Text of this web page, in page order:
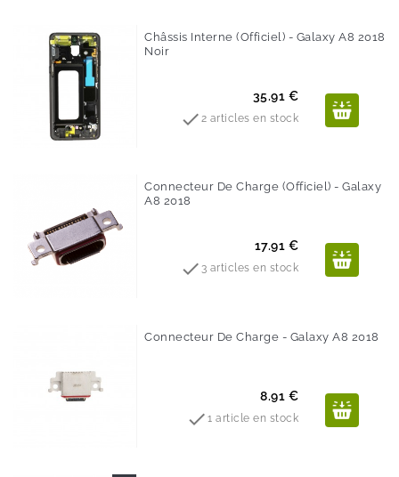
Châssis Interne (Officiel) - Galaxy A8 2018
Noir
Prix
35.91 €
 2 articles en stock
Connecteur De Charge (Officiel) - Galaxy
A8 2018
Prix
17.91 €
 3 articles en stock
Connecteur De Charge - Galaxy A8 2018
Prix
8.91 €
1 article en stock